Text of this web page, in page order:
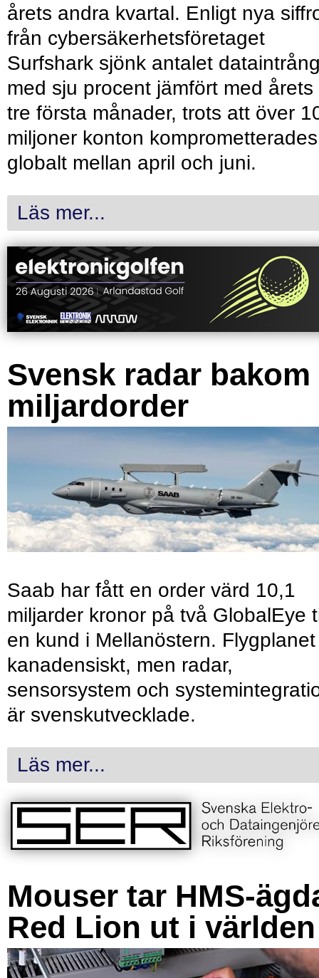
årets andra kvartal. Enligt nya
från cybersäkerhetsföretaget
Surfshark sjönk antalet
med sju procent jämfört med årets
tre första månader, trots att över
miljoner konton komprometterades
globalt mellan april och juni.
Läs mer...
Svensk radar bakom
miljardorder
Saab har fått en order värd 10,1
miljarder kronor på två GlobalEye
en kund i Mellanöstern.
kanadensiskt, men radar,
sensorsystem och
är svenskutvecklade.
Läs mer...
Mouser tar HMS-
Red Lion ut i världen